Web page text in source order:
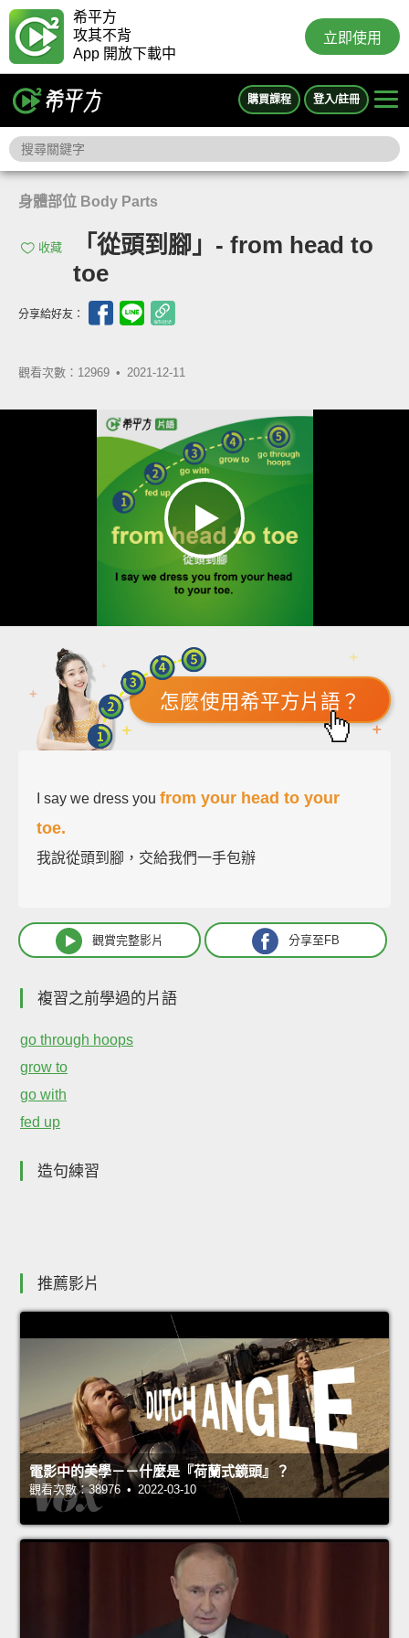
希平方
攻其不背
App 開放下載中
立即使用
購買課程 登入/註冊
身體部位 Body Parts
收藏
「從頭到腳」- from head to
toe
分享給好友：
觀看次數：12969 • 2021-12-11
怎麼使用希平方片語？
I say we dress you from your head to your
toe.
我說從頭到腳，交給我們一手包辦
觀賞完整影片 分享至FB
複習之前學過的片語
go through hoops
grow to
go with
fed up
造句練習
推薦影片
電影中的美學－－什麼是『荷蘭式鏡頭』？
觀看次數：38976 • 2022-03-10